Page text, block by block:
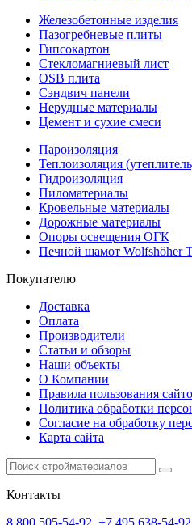
Железобетонные изделия
Пазогребневые плиты
Гипсокартон
Стекломагниевый лист
OSB плита
Сэндвич панели
Нерудные материалы
Цемент и сухие смеси
Пароизоляция
Теплоизоляция
Гидроизоляция
Пиломатериалы
Кровельные материалы
Дорожные материалы
Опоры освещения ОГК
Печной шамот Wolfshöher
Покупателю
Доставка
Оплата
Производители
Статьи и обзоры
Наши объекты
О Компании
Правила пользования
Политика обработки
Согласие на обработку
Карта сайта
Контакты
8 800 505-54-92 +7 495 638-54-92